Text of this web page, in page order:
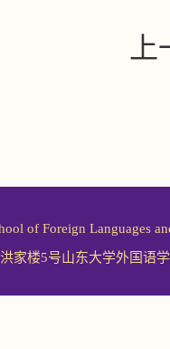
上
of Foreign Languages
家楼5号山东大学外国语